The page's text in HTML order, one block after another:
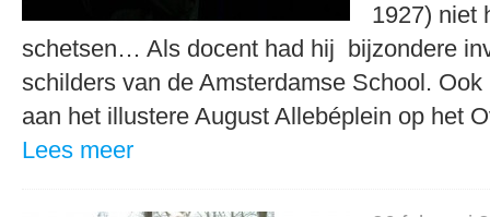
1927) niet
schetsen… Als docent had hij bijzondere
schilders van de Amsterdamse School.
aan het illustere August Allebéplein op het
Lees meer